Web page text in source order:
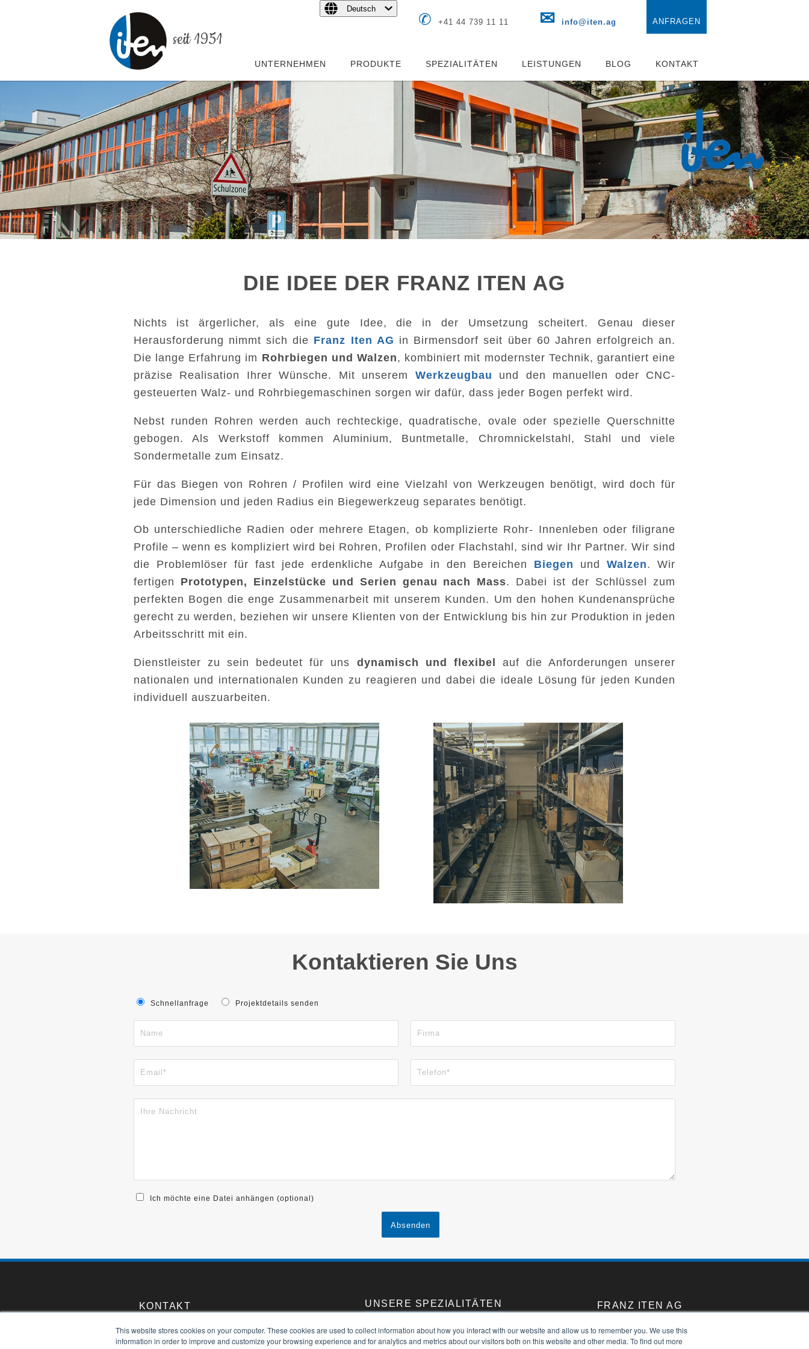
This website stores cookies on your computer. These cookies are used to collect information about how you interact with our website and allow us to remember you. We use this
information in order to improve and customize your browsing experience and for analytics and metrics about our visitors both on this website and other media. To find out more
seit 1951
Deutsch
✆ +41 44 739 11 11 ✉ info@iten.ag ANFRAGEN
UNTERNEHMEN PRODUKTE SPEZIALITÄTEN LEISTUNGEN BLOG KONTAKT
DIE IDEE DER FRANZ ITEN AG
Nichts ist ärgerlicher, als eine gute Idee, die in der Umsetzung scheitert. Genau dieser
Herausforderung nimmt sich die Franz Iten AG in Birmensdorf seit über 60 Jahren erfolgreich an.
Die lange Erfahrung im Rohrbiegen und Walzen, kombiniert mit modernster Technik, garantiert eine
präzise Realisation Ihrer Wünsche. Mit unserem Werkzeugbau und den manuellen oder CNC-
gesteuerten Walz- und Rohrbiegemaschinen sorgen wir dafür, dass jeder Bogen perfekt wird.
Nebst runden Rohren werden auch rechteckige, quadratische, ovale oder spezielle Querschnitte
gebogen. Als Werkstoff kommen Aluminium, Buntmetalle, Chromnickelstahl, Stahl und viele
Sondermetalle zum Einsatz.
Für das Biegen von Rohren / Profilen wird eine Vielzahl von Werkzeugen benötigt, wird doch für
jede Dimension und jeden Radius ein Biegewerkzeug separates benötigt.
Ob unterschiedliche Radien oder mehrere Etagen, ob komplizierte Rohr- Innenleben oder filigrane
Profile – wenn es kompliziert wird bei Rohren, Profilen oder Flachstahl, sind wir Ihr Partner. Wir sind
die Problemlöser für fast jede erdenkliche Aufgabe in den Bereichen Biegen undWalzen. Wir
fertigen Prototypen, Einzelstücke und Serien genau nach Mass. Dabei ist der Schlüssel zum
perfekten Bogen die enge Zusammenarbeit mit unserem Kunden. Um den hohen Kundenansprüche
gerecht zu werden, beziehen wir unsere Klienten von der Entwicklung bis hin zur Produktion in jeden
Arbeitsschritt mit ein.
Dienstleister zu sein bedeutet für uns dynamisch und flexibel auf die Anforderungen unserer
nationalen und internationalen Kunden zu reagieren und dabei die ideale Lösung für jeden Kunden
individuell auszuarbeiten.
Kontaktieren Sie Uns
Schnellanfrage Projektdetails senden
Ich möchte eine Datei anhängen (optional)
KONTAKT
Franz Iten AG
UNSERE SPEZIALITÄTEN
BIEGEN
WALZEN
FRANZ ITEN AG
DOWNLOADS